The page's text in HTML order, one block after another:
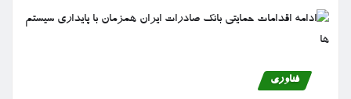
فناوری